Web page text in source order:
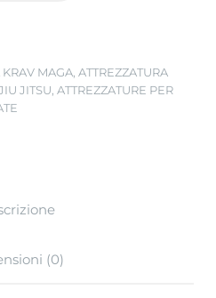
MAGA ATTREZZATURA
JITSU ATTREZZATURE PER
(0)